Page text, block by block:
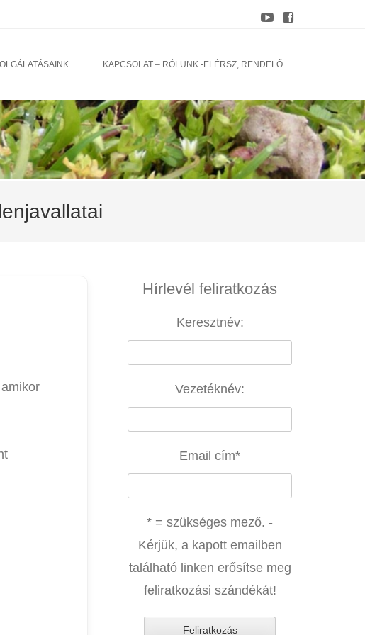
KAPCSOLAT – RÓLUNK -ELÉRSZ, RENDELŐ
Hírlevél feliratkozás
Keresztnév:
Vezetéknév:
Email cím*
* = szükséges mező. -
Kérjük, a kapott emailben
található linken erősítse meg
feliratkozási szándékát!